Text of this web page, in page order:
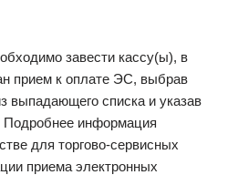
завести кассу(ы), в
прием к оплате ЭС, выбрав
выпадающего списка и указав
Подробнее информация
для торгово-сервисных
приема электронных